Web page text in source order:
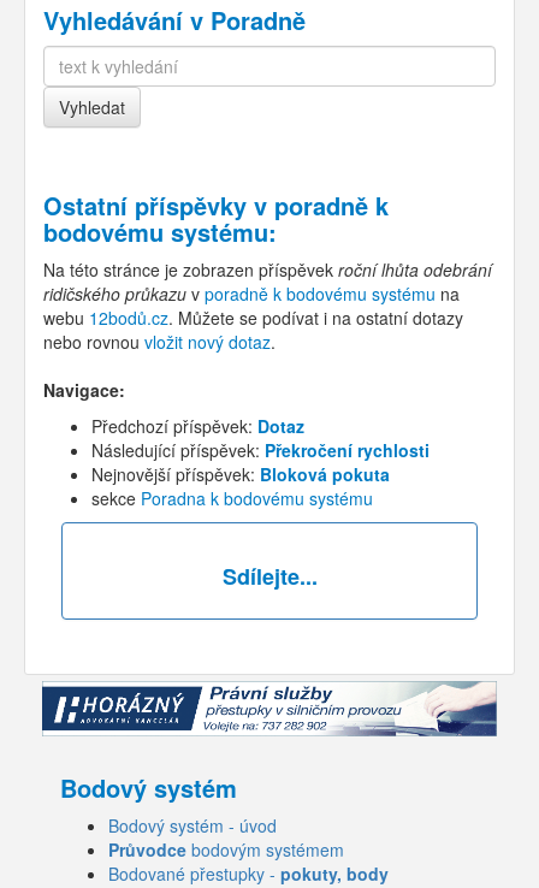
Vyhledávání v Poradně
Ostatní příspěvky v poradně k
bodovému systému:
Na této stránce je zobrazen příspěvek roční lhůta odebrání
ridičského průkazu v poradně k bodovému systému na
webu 12bodů.cz. Můžete se podívat i na ostatní dotazy
nebo rovnou vložit nový dotaz.
Navigace:
Předchozí příspěvek: Dotaz
Následující příspěvek: Překročení rychlosti
Nejnovější příspěvek: Bloková pokuta
sekce Poradna k bodovému systému
Sdílejte...
Bodový systém
Bodový systém - úvod
Průvodce bodovým systémem
Bodované přestupky - pokuty, body